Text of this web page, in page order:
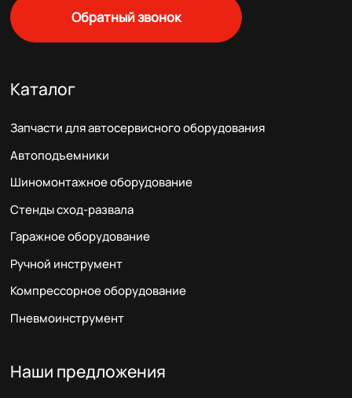
Обратный звонок
Каталог
Запчасти для автосервисного оборудования
Автоподъемники
Шиномонтажное оборудование
Стенды сход-развала
Гаражное оборудование
Ручной инструмент
Компрессорное оборудование
Пневмоинструмент
Наши предложения